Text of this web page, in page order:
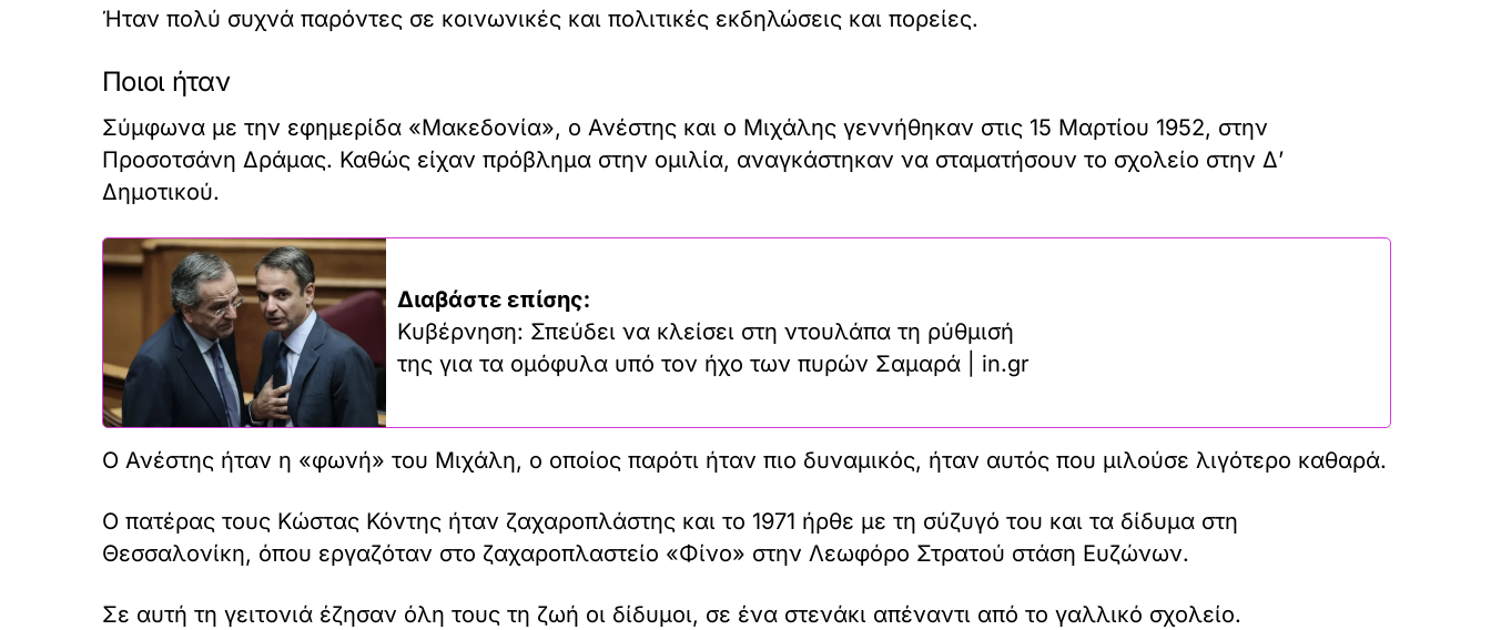
Ήταν πολύ συχνά παρόντες σε κοινωνικές και πολιτικές εκδηλώσεις και πορείες.
Ποιοι ήταν
Σύμφωνα με την εφημερίδα «Μακεδονία», ο Ανέστης και ο Μιχάλης γεννήθηκαν στις 15 Μαρτίου 1952, στην
Προσοτσάνη Δράμας. Καθώς είχαν πρόβλημα στην ομιλία, αναγκάστηκαν να σταματήσουν το σχολείο στην Δ’
Δημοτικού.
Διαβάστε επίσης:
Κυβέρνηση: Σπεύδει να κλείσει στη ντουλάπα τη ρύθμισή
της για τα ομόφυλα υπό τον ήχο των πυρών Σαμαρά | in.gr
Ο Ανέστης ήταν η «φωνή» του Μιχάλη, ο οποίος παρότι ήταν πιο δυναμικός, ήταν αυτός που μιλούσε λιγότερο καθαρά.
Ο πατέρας τους Κώστας Κόντης ήταν ζαχαροπλάστης και το 1971 ήρθε με τη σύζυγό του και τα δίδυμα στη
Θεσσαλονίκη, όπου εργαζόταν στο ζαχαροπλαστείο «Φίνο» στην Λεωφόρο Στρατού στάση Ευζώνων.
Σε αυτή τη γειτονιά έζησαν όλη τους τη ζωή οι δίδυμοι, σε ένα στενάκι απέναντι από το γαλλικό σχολείο.